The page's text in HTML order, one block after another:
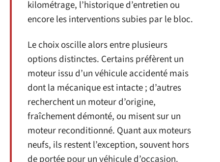
kilométrage, l’historique d’entretien ou
encore les interventions subies par le bloc.
Le choix oscille alors entre plusieurs
options distinctes. Certains préfèrent un
moteur issu d’un véhicule accidenté mais
dont la mécanique est intacte ; d’autres
recherchent un moteur d’origine,
fraîchement démonté, ou misent sur un
moteur reconditionné. Quant aux moteurs
neufs, ils restent l’exception, souvent hors
de portée pour un véhicule d’occasion.